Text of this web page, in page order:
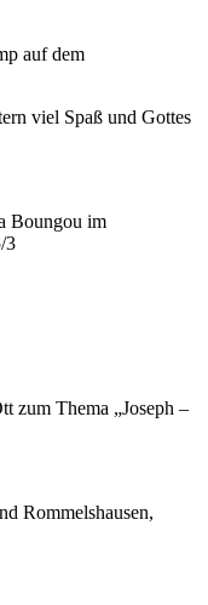
auf dem
viel Spaß und Gottes
Boungou im
3
Thema „Joseph –
Rommelshausen,